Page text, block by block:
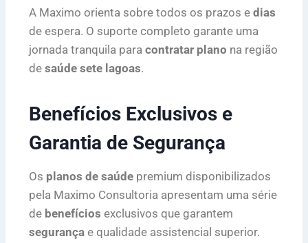
A Maximo orienta sobre todos os prazos e dias
de espera. O suporte completo garante uma
jornada tranquila para contratar plano na região
de saúde sete lagoas.
Benefícios Exclusivos e
Garantia de Segurança
Os planos de saúde premium disponibilizados
pela Maximo Consultoria apresentam uma série
de benefícios exclusivos que garantem
segurança e qualidade assistencial superior.